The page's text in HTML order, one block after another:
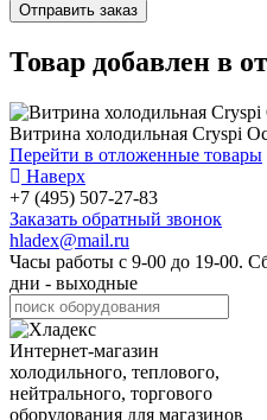
Товар добавлен в
Витрина холодильная Cryspi
Перейти в отложенные товары
Наверх
+7 (495) 507-27-83
Заказать обратный звонок
hladex@mail.ru
Часы работы с 9-00 до 19-00.
дни - выходные
Интернет-магазин
холодильного, теплового,
нейтрального, торгового
оборудования для магазинов